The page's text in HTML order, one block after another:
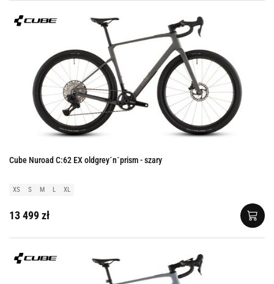
Cube Nuroad C:62 EX oldgrey´n´prism - szary
XS S M L XL
13 499 zł